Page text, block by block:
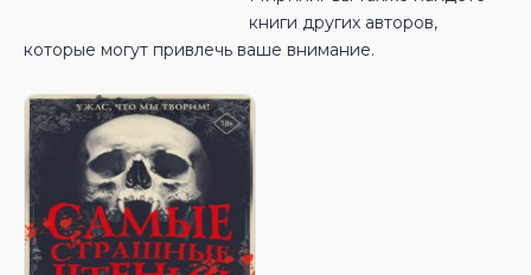
книги других авторов,
которые могут привлечь ваше внимание.